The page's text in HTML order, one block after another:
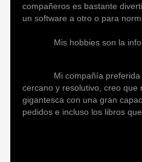
compañeros es bastante
un software a otro o para
Mis hobbies son la
Mi compañía preferida será
cercano y resolutivo, creo
gigantesca con una gran
pedidos e incluso los libros